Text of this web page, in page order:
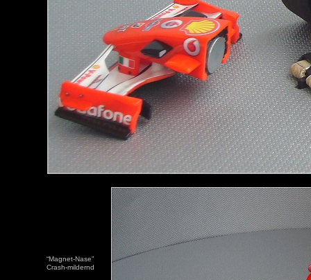
“Magnet-Nase”
Crash-mildernd